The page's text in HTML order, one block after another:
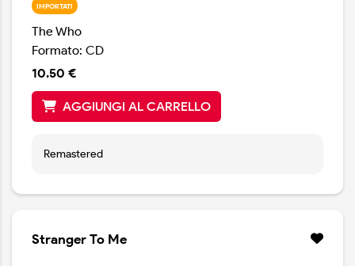
IMPORTATI
The Who
Formato: CD
10.50 €
AGGIUNGI AL CARRELLO
Remastered
Stranger To Me